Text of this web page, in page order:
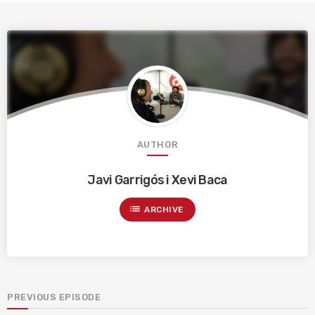
AUTHOR
Javi Garrigós i Xevi Baca
list ARCHIVE
PREVIOUS EPISODE